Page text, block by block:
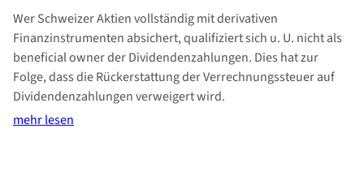
Wer Schweizer Aktien vollständig mit derivativen
Finanzinstrumenten absichert, qualifiziert sich u. U. nicht als
beneficial owner der Dividendenzahlungen. Dies hat zur
Folge, dass die Rückerstattung der Verrechnungssteuer auf
Dividendenzahlungen verweigert wird.
mehr lesen